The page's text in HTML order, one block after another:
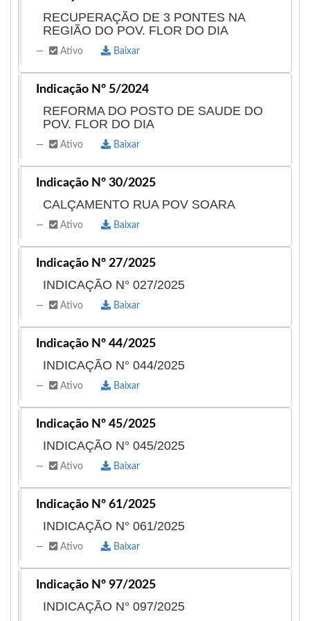
#COMOABORTARNOBRASIL
#COMOABORTAR #COMPRARCYTOTEC
#COMPRARMISOPROSTOLCOMPRAR
CYTOTECCOMPRAR CITOTECCOMPRAR
CYTOTEC ORIGINALcomprar cytoteccomprar
citotequecomprar citotekVENDAS COMPRAR
CYTOTEC 200MCG MISOPROSTOL +
MIFEPREX,MIFEGYNE VENDAS DE
MEDICAMENTOS ABORTIVO
CYTOTEC,MISIPROSTOL,MIFEPRISTONA
Comprar cytotec, Compre cytotec, como
comprar cytotec, comprar misoprostol, df,
comprar abortivo df, comprar misoprostol
brasilia, misoprostol sp, compra de cytotec,
venda de cytotec,onde comprar cytotec
32 cidades de Goiás
Goiânia – GO
Aparecida de Goiânia – GO
Anápolis – GO
Rio Verde – GO
Águas Lindas de Goiás – GO
Valparaíso de Goiás – GO
Senador Canedo – GO
Formosa – GO
Catalão – GO
Itumbiara – GO
Jataí – GO
Caldas Novas – GO
Mineiros – GO
RECUPERAÇÃO DE 3 PONTES NA
REGIÃO DO POV. FLOR DO DIA
Ativo Baixar
Indicação Nº 5/2024
REFORMA DO POSTO DE SAUDE DO
POV. FLOR DO DIA
Ativo Baixar
Indicação Nº 30/2025
CALÇAMENTO RUA POV SOARA
Ativo Baixar
Indicação Nº 27/2025
INDICAÇÃO N° 027/2025
Ativo Baixar
Indicação Nº 44/2025
INDICAÇÃO N° 044/2025
Ativo Baixar
Indicação Nº 45/2025
INDICAÇÃO N° 045/2025
Ativo Baixar
Indicação Nº 61/2025
INDICAÇÃO N° 061/2025
Ativo Baixar
Indicação Nº 97/2025
INDICAÇÃO N° 097/2025